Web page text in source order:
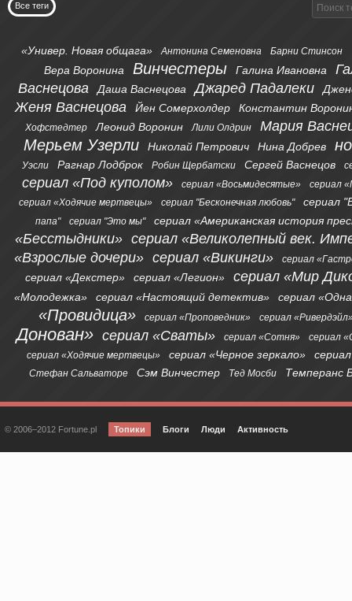
Все теги
«Универ. Новая общага» Антонина Семеновна Барни Стинсон
Вера Воронина Винчестеры Галина Ивановна
Васнецова
Даша Васнецова Джаред Падалеки
Женя Васнецова Йен Сомерхолдер Константин
Хофстедтер Леонид Воронин Лили Олдрин Мария
Мерьем Узерли Николай Петрович Нина Добрев
Уэсли Рагнар Лодброк Робин Щербатски Сергей Васнецов
сериал «Под куполом» сериал «Восьмидесятые»
сериал
сериал «Ходячие мертвецы»
сериал "Бесконечная любовь" сериал
папа" сериал "Это мы" сериал «Американская история
«Бесстыдники» сериал «Великолепный век.
«Взрослые дочери» сериал «Викинги» сериал
сериал «Декстер» сериал «Легион» сериал «Мир
«Молодежка» сериал «Настоящий детектив» сериал
«Провидица» сериал «Проповедник» сериал
Донован» сериал «Сваты» сериал «Сотня»
сериал
сериал «Ходячие мертвецы»
сериал «Черное зеркало»
Стефан Сальваторе Сэм Винчестер Тед Мосби Темперанс
© 2006–2012 Fortune.pl Топики Блоги Люди Активность